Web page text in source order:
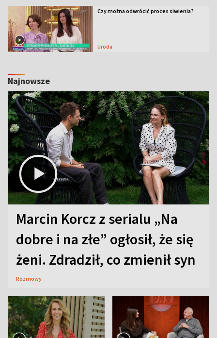
Czy można odwrócić proces siwienia?
Uroda
Najnowsze
Marcin Korcz z serialu „Na
dobre i na złe” ogłosił, że się
żeni. Zdradził, co zmienił syn
Rozmowy